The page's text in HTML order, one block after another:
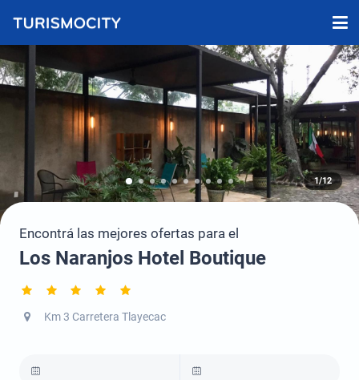
1/12
Encontrá las mejores ofertas para el
Los Naranjos Hotel Boutique
Km 3 Carretera Tlayecac